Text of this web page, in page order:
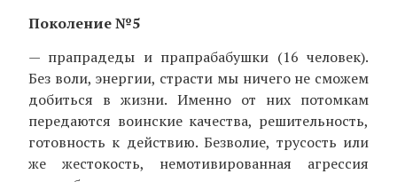
Поколение №5
— прапрадеды и прапрабабушки (16 человек).
Без воли, энергии, страсти мы ничего не сможем
добиться в жизни. Именно от них потомкам
передаются воинские качества, решительность,
готовность к действию. Безволие, трусость или
же жестокость, немотивированная агрессия